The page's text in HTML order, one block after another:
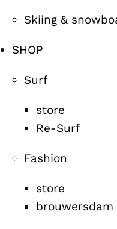
Skiing &
SHOP
Surf
store
Re-Surf
Fashion
store